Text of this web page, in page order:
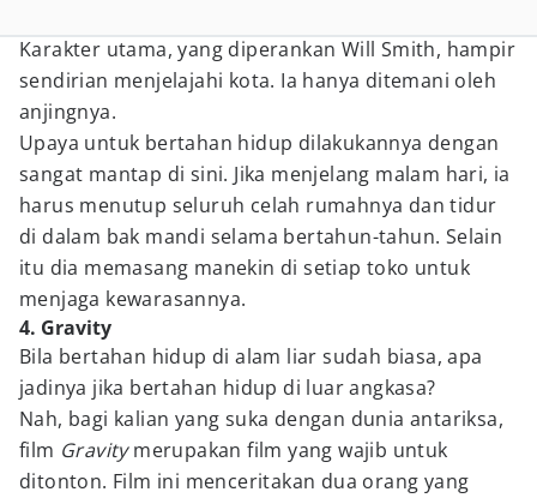
Karakter utama, yang diperankan Will Smith, hampir
sendirian menjelajahi kota. Ia hanya ditemani oleh
anjingnya.
Upaya untuk bertahan hidup dilakukannya dengan
sangat mantap di sini. Jika menjelang malam hari, ia
harus menutup seluruh celah rumahnya dan tidur
di dalam bak mandi selama bertahun-tahun. Selain
itu dia memasang manekin di setiap toko untuk
menjaga kewarasannya.
4. Gravity
Bila bertahan hidup di alam liar sudah biasa, apa
jadinya jika bertahan hidup di luar angkasa?
Nah, bagi kalian yang suka dengan dunia antariksa,
film Gravitymerupakan film yang wajib untuk
ditonton. Film ini menceritakan dua orang yang